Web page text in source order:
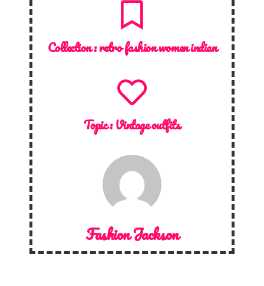
Collection :retro fashion women indian
Topic :Vintage outfits
Fashion Jackson